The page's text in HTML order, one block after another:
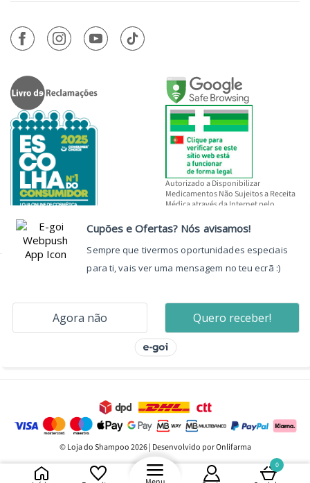
0
Autorizado a Disponibilizar
Medicamentos Não Sujeitos a Receita
Médica através da Internet pelo
© Loja do Shampoo 2026 | Desenvolvido por Onlifarma